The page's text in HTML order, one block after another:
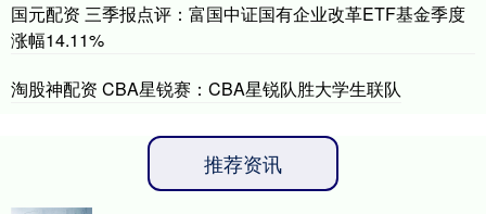
国元配资 三季报点评：富国中证国有企业改革ETF基金季度
涨幅14.11%
淘股神配资 CBA星锐赛：CBA星锐队胜大学生联队
推荐资讯